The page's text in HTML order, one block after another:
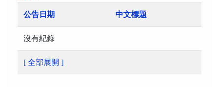
公告日期 中文標題
沒有紀錄
[ 全部展開 ]